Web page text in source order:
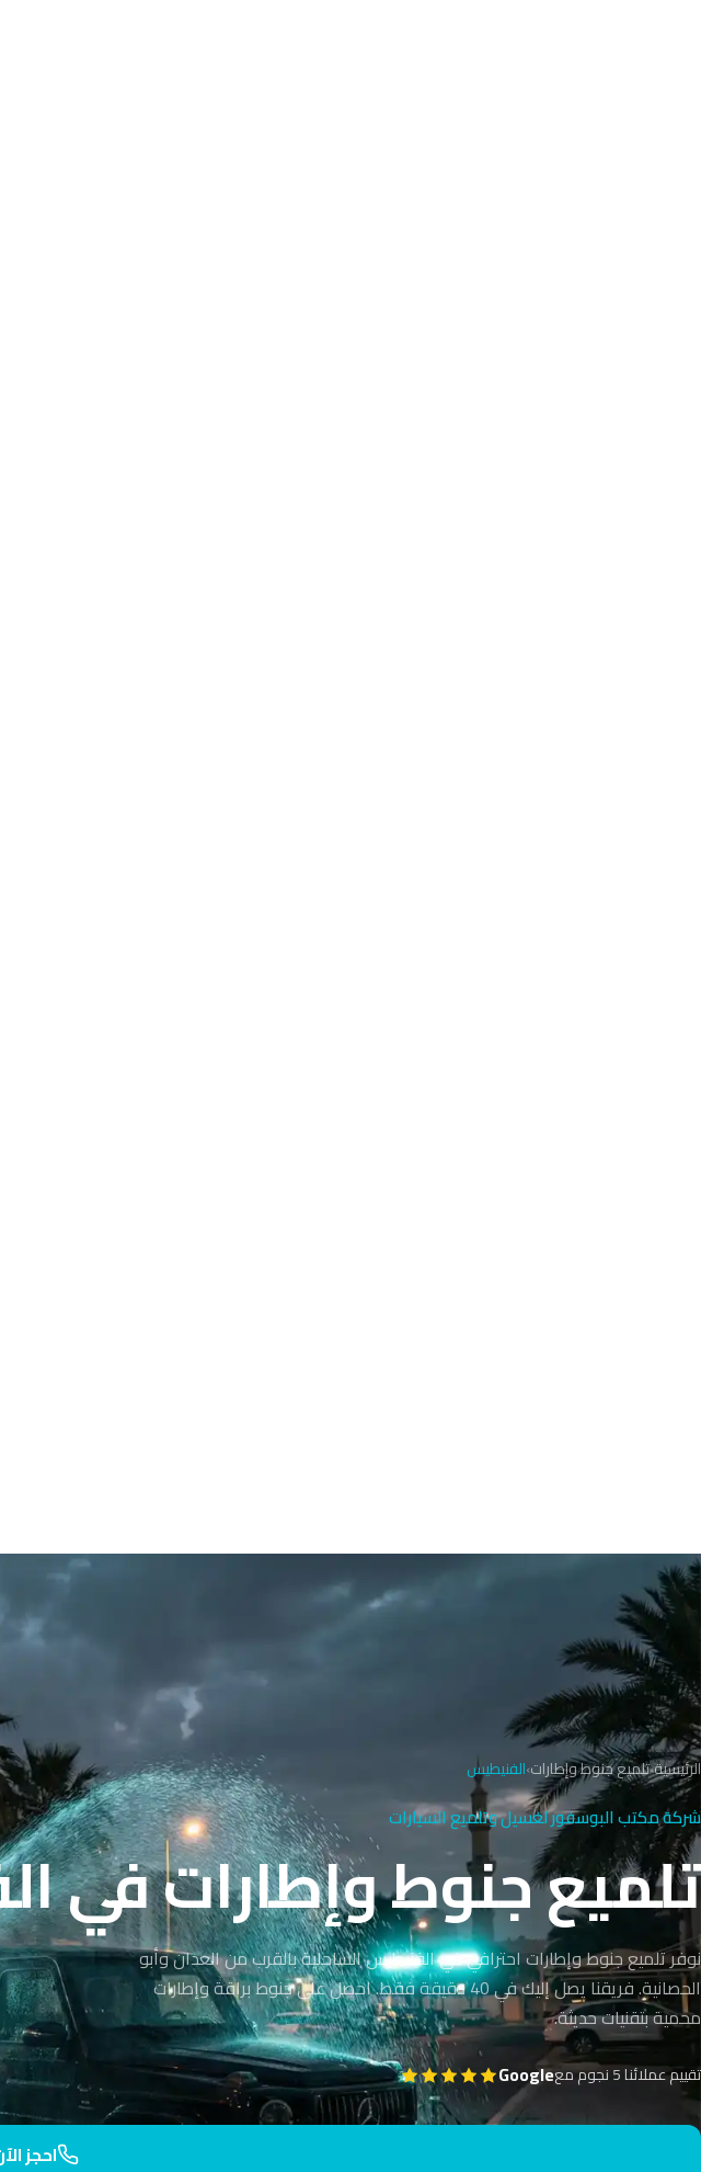
الرئيسية›تلميع جنوط وإطارات›الفنيطيس
شركة مكتب البوسفور لغسيل وتلميع السيارات
تلميع جنوط وإطارات في
نوفر تلميع جنوط وإطارات احترافي في الفنيطيس الساحلية بالقرب من العدان وأبو
الحصانية. فريقنا يصل إليك في 40 دقيقة فقط. احصل على جنوط براقة وإطارات
محمية بتقنيات حديثة.
تقييم عملائنا 5 نجوم مع Google
احجز الآن